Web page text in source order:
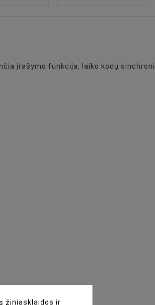
įrašymo funkcija, laiko kodų
žiniasklaidos ir